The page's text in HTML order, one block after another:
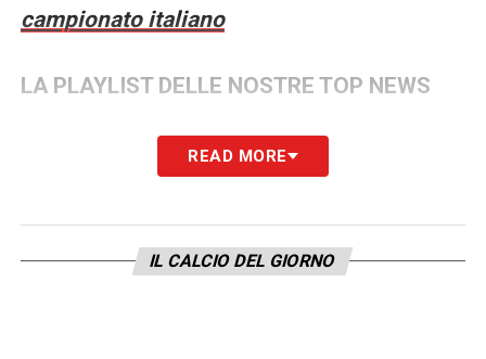
campionato italiano
LA PLAYLIST DELLE NOSTRE TOP NEWS
READ MORE
IL CALCIO DEL GIORNO